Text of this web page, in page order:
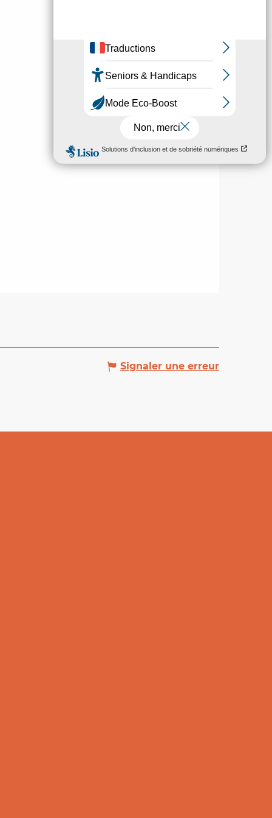
Signaler une erreur